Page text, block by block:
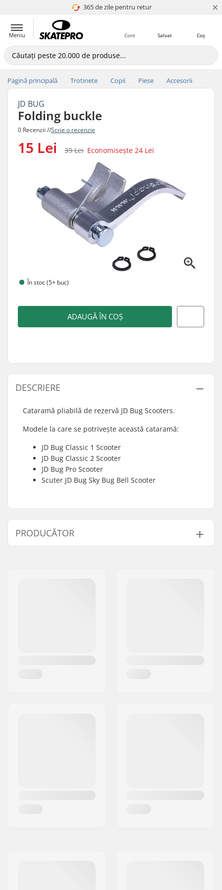
365 de zile pentru retur
4.8 a 5 ×
Meniu Coș
Salvat
Cont
Pagină principală Trotinete Copii Piese Accesorii
JD BUG
Folding buckle
0 Recenzii //Scrie o recenzie
15 Lei 39 Lei Economisește 24 Lei
În stoc (5+ buc)
ADAUGĂ ÎN COȘ
DESCRIERE
Cataramă pliabilă de rezervă JD Bug Scooters.
Modele la care se potrivește această cataramă:
JD Bug Classic 1 Scooter
JD Bug Classic 2 Scooter
JD Bug Pro Scooter
Scuter JD Bug Sky Bug Bell Scooter
PRODUCĂTOR